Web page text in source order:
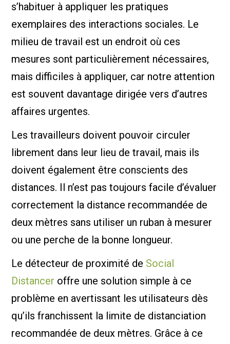
s’habituer à appliquer les pratiques
exemplaires des interactions sociales. Le
milieu de travail est un endroit où ces
mesures sont particulièrement nécessaires,
mais difficiles à appliquer, car notre attention
est souvent davantage dirigée vers d’autres
affaires urgentes.
Les travailleurs doivent pouvoir circuler
librement dans leur lieu de travail, mais ils
doivent également être conscients des
distances. Il n’est pas toujours facile d’évaluer
correctement la distance recommandée de
deux mètres sans utiliser un ruban à mesurer
ou une perche de la bonne longueur.
Le détecteur de proximité de Social
Distancer offre une solution simple à ce
problème en avertissant les utilisateurs dès
qu’ils franchissent la limite de distanciation
recommandée de deux mètres. Grâce à ce